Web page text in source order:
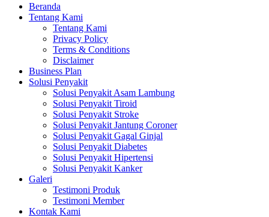
Beranda
Tentang Kami
Tentang Kami
Privacy Policy
Terms & Conditions
Disclaimer
Business Plan
Solusi Penyakit
Solusi Penyakit Asam Lambung
Solusi Penyakit Tiroid
Solusi Penyakit Stroke
Solusi Penyakit Jantung Coroner
Solusi Penyakit Gagal Ginjal
Solusi Penyakit Diabetes
Solusi Penyakit Hipertensi
Solusi Penyakit Kanker
Galeri
Testimoni Produk
Testimoni Member
Kontak Kami